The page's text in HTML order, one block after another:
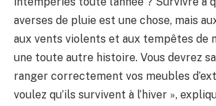
averses de pluie est une chose, mais
aux vents violents et aux tempêtes de
une toute autre histoire. Vous devrez
ranger correctement vos meubles
voulez qu’ils survivent à l’hiver »,